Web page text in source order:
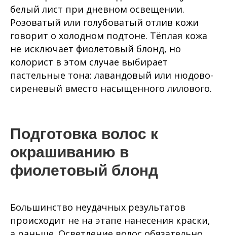
белый лист при дневном освещении.
Розоватый или голубоватый отлив кожи
говорит о холодном подтоне. Тёплая кожа
не исключает фиолетовый блонд, но
колорист в этом случае выбирает
пастельные тона: лавандовый или нюдово-
сиреневый вместо насыщенного лилового.
Подготовка волос к
окрашиванию в
фиолетовый блонд
Большинство неудачных результатов
происходит не на этапе нанесения краски,